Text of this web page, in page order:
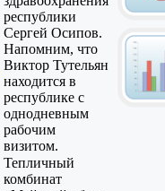
республики
Сергей Осипов.
Напомним, что
Виктор Тутельян
находится в
республике с
однодневным
рабочим
визитом.
Тепличный
комбинат